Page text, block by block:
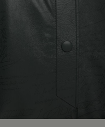
の使用を重視していま
素材の92%以上が、最も
ます。
クル素材を使用し、化石
使用していない、環境に
す。
たアレッサンドロ・ベル
ティは、循環性を重視し
の意に沿って商品が長く
ることほど普通なことは
ッズ、プレタポルテま
い状態で可能な限り長く
ービスを取り揃えていま